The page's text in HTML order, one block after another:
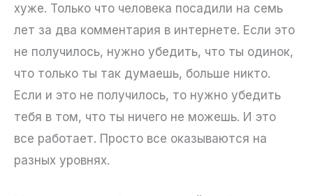
хуже. Только что человека посадили на семь
лет за два комментария в интернете. Если это
не получилось, нужно убедить, что ты одинок,
что только ты так думаешь, больше никто.
Если и это не получилось, то нужно убедить
тебя в том, что ты ничего не можешь. И это
все работает. Просто все оказываются на
разных уровнях.